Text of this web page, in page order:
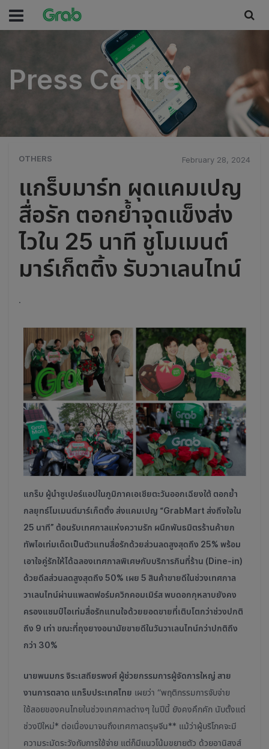
Press Centre
Press Centre
OTHERS February 28, 2024
แกร็บมาร์ท ผุดแคมเปญ
สื่อรัก ตอกย้ำจุดแข็งส่ง
ไวใน 25 นาที ชูโมเมนต์
มาร์เก็ตติ้ง รับวาเลนไทน์
.
แกร็บ ผู้นำซูเปอร์แอปในภูมิภาคเอเชียตะวันออกเฉียงใต้ ตอกย้ำ
กลยุทธ์โมเมนต์มาร์เก็ตติ้ง ส่งแคมเปญ “GrabMart ส่งถึงใจใน
25 นาที” ต้อนรับเทศกาลแห่งความรัก ผนึกพันธมิตรร้านค้ายก
ทัพไอเท่มเด็ดเป็นตัวแทนสื่อรักด้วยส่วนลดสูงสุดถึง 25% พร้อม
เอาใจคู่รักให้ได้ฉลองเทศกาลพิเศษกับบริการกินที่ร้าน (Dine-in)
ด้วยดีลส่วนลดสูงสุดถึง 50% เผย 5 สินค้าขายดีในช่วงเทศกาล
วาเลนไทน์ผ่านแพลตฟอร์มควิกคอมเมิร์ส พบดอกกุหลาบยังคง
ครองแชมป์ไอเท่มสื่อรักแทนใจด้วยยอดขายที่เติบโตกว่าช่วงปกติ
ถึง 9 เท่า ขณะที่ถุงยางอนามัยขายดีในวันวาเลนไทน์กว่าปกติถึง
กว่า 30%
นายพนมกร จิระเสถียรพงศ์ ผู้ช่วยกรรมการผู้จัดการใหญ่ สาย
งานการตลาด แกร็บประเทศไทย เผยว่า “พฤติกรรมการจับจ่าย
ใช้สอยของคนไทยในช่วงเทศกาลต่างๆ ในปีนี้ ยังคงคึกคัก นับตั้งแต่
ช่วงปีใหม่* ต่อเนื่องมาจนถึงเทศกาลตรุษจีน** แม้ว่าผู้บริโภคจะมี
ความระมัดระวังกับการใช้จ่าย แต่ก็มีแนวโน้มขยายตัว ด้วยอานิสงส์